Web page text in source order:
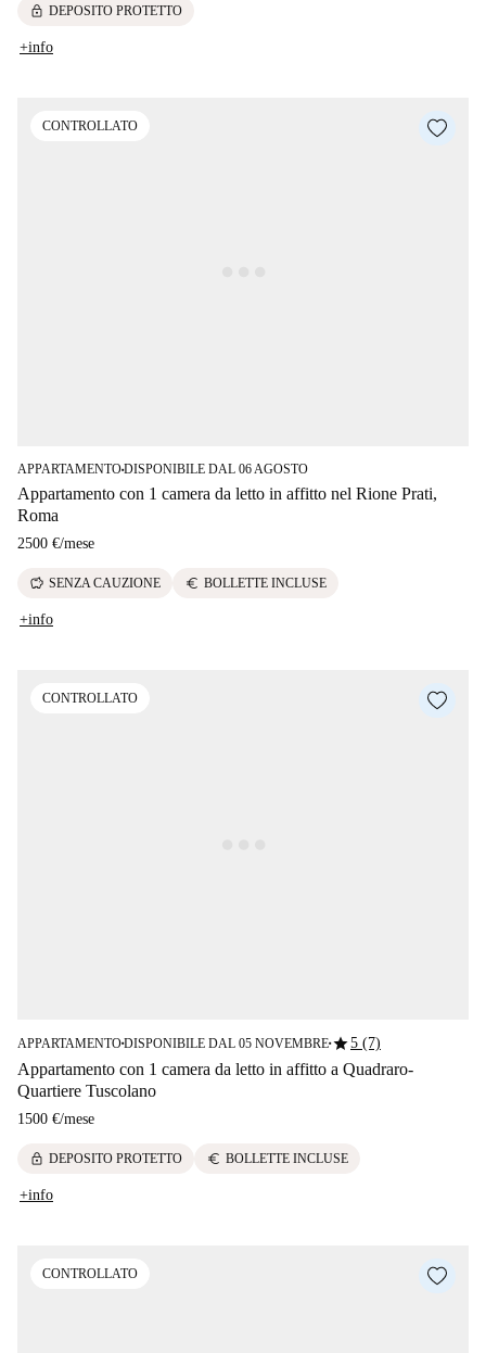
lock DEPOSITO PROTETTO
+info
CONTROLLATO
APPARTAMENTO■DISPONIBILE DAL 06 AGOSTO
Appartamento con 1 camera da letto in affitto nel Rione Prati,
Roma
2500 €/mese
savings SENZA CAUZIONE euro BOLLETTE INCLUSE
+info
CONTROLLATO
APPARTAMENTO■DISPONIBILE DAL 05 NOVEMBRE■star5 (7)
Appartamento con 1 camera da letto in affitto a Quadraro-
Quartiere Tuscolano
1500 €/mese
lock DEPOSITO PROTETTO euro BOLLETTE INCLUSE
+info
CONTROLLATO